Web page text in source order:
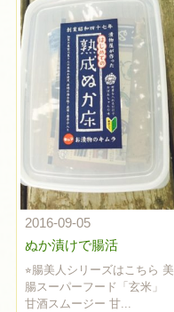
2016-09-05
ぬか漬けで腸活
⭐︎腸美人シリーズはこちら 美
腸スーパーフード「玄米」
甘酒スムージー 甘...